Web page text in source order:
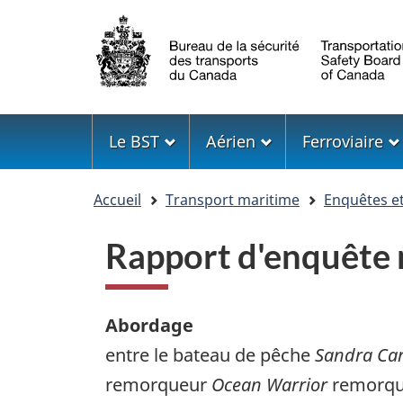
Sélection
de
la
langue
Menu
Le BST Aérien Ferroviaire
Accueil Transport maritime Enquêtes
Rapport
Abordage
entre le bateau de pêcheSandra
remorqueur Ocean Warrior